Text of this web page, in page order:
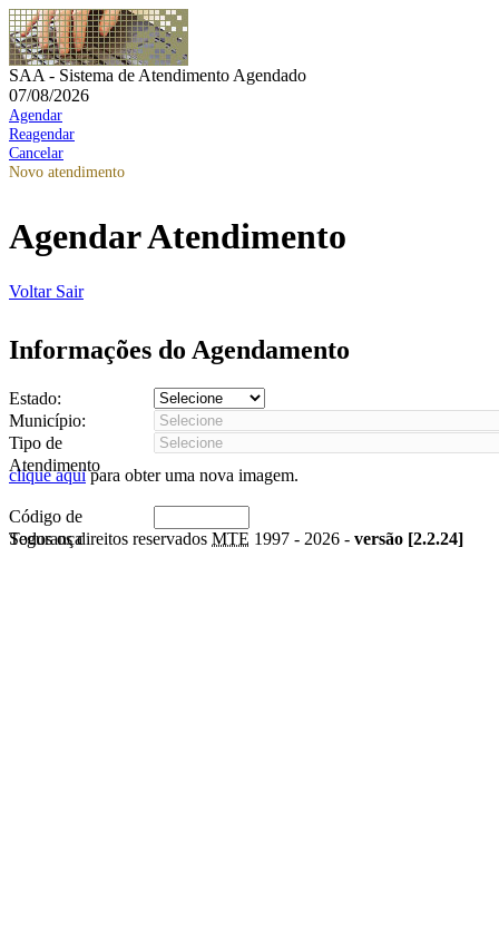
SAA - Sistema de Atendimento Agendado
07/08/2026
Agendar
Reagendar
Cancelar
Novo atendimento
Agendar Atendimento
Voltar Sair
Informações do Agendamento
Estado:
Município:
Tipo de
Atendimento
clique aquipara obter uma nova imagem.
Código de
Segurança
Todos os direitos reservados MTE 1997 - 2026 - versão [2.2.24]